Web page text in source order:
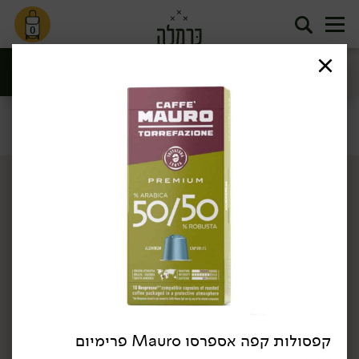
0
חליטות תה
קפה וקקאו
קפסולות קפה אספרסו Mauro פרימיום